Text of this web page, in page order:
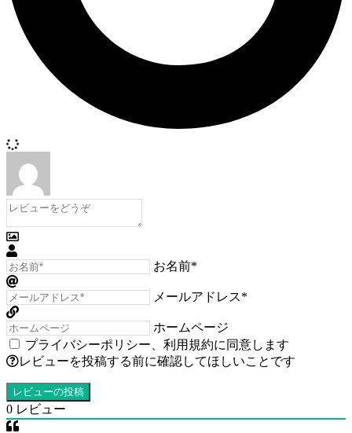
お名前*
メールアドレス*
ホームページ
プライバシーポリシー
利用規約に同意します
レビューを投稿する前に確認してほしいことです
0 レビュー